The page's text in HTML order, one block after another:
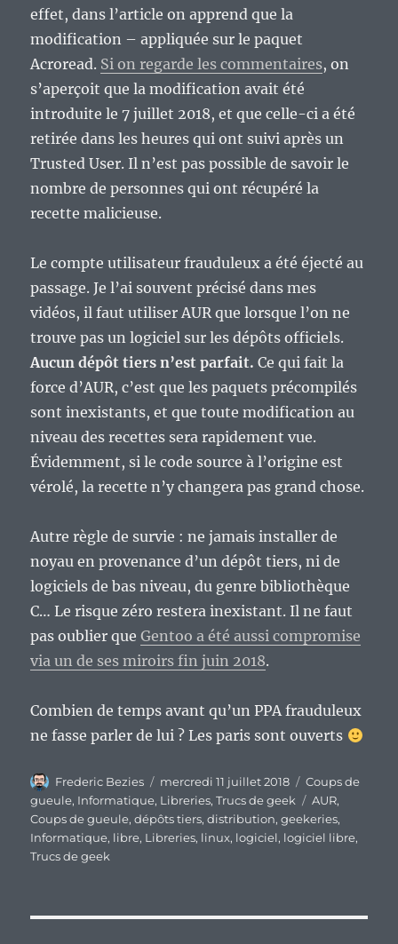
effet, dans l’article on apprend que la
modification – appliquée sur le paquet
Acroread. Si on regarde les commentaires, on
s’aperçoit que la modification avait été
introduite le 7 juillet 2018, et que celle-ci a été
retirée dans les heures qui ont suivi après un
Trusted User. Il n’est pas possible de savoir le
nombre de personnes qui ont récupéré la
recette malicieuse.
Le compte utilisateur frauduleux a été éjecté au
passage. Je l’ai souvent précisé dans mes
vidéos, il faut utiliser AUR que lorsque l’on ne
trouve pas un logiciel sur les dépôts officiels.
Aucun dépôt tiers n’est parfait. Ce qui fait la
force d’AUR, c’est que les paquets précompilés
sont inexistants, et que toute modification au
niveau des recettes sera rapidement vue.
Évidemment, si le code source à l’origine est
vérolé, la recette n’y changera pas grand chose.
Autre règle de survie : ne jamais installer de
noyau en provenance d’un dépôt tiers, ni de
logiciels de bas niveau, du genre bibliothèque
C… Le risque zéro restera inexistant. Il ne faut
pas oublier queGentoo a été aussi compromise
via un de ses miroirs fin juin 2018.
Combien de temps avant qu’un PPA frauduleux
ne fasse parler de lui ? Les paris sont ouverts
Auteur
Frederic Bezies
Publié
le
mercredi 11 juillet 2018 Catégories
Coups de
gueule, Informatique, Libreries,Trucs de geek Étiquettes
AUR,
Coups de gueule,dépôts tiers,distribution,geekeries,
Informatique, libre, Libreries, linux, logiciel, logiciel libre,
Trucs de geek